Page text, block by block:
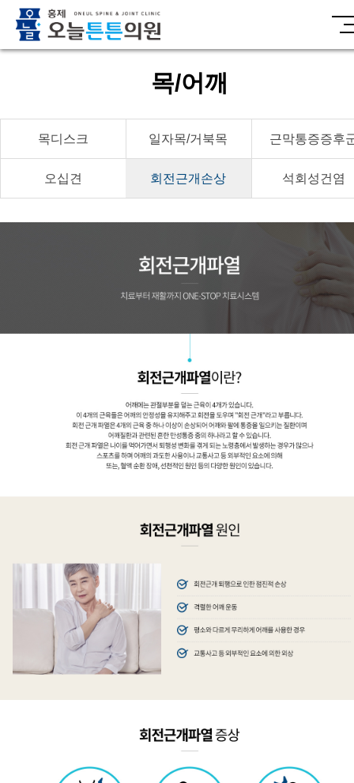
목/어깨
목디스크 일자목/거북목 근막통증증후
오십견 회전근개손상 석회성건염